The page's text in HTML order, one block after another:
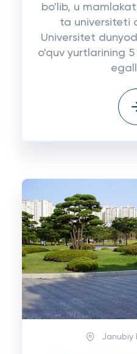
bo'lib, u
ta universiteti
Universitet
o'quv yurtlarining
Janubiy